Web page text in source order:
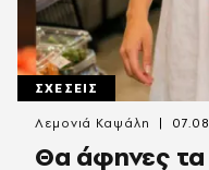
ΣΧΕΣΕΙΣ
Θα άφηνες τα
Λεμονιά Καψάλη